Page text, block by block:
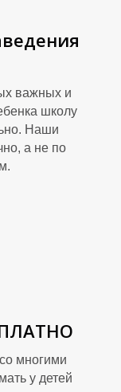
важных и
школу
Наши
а не по
многими
у детей